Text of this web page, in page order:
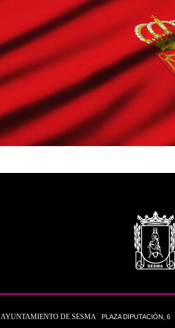
AYUNTAMIENTO DE SESMA PLAZA DIPUTACIÓN, 6